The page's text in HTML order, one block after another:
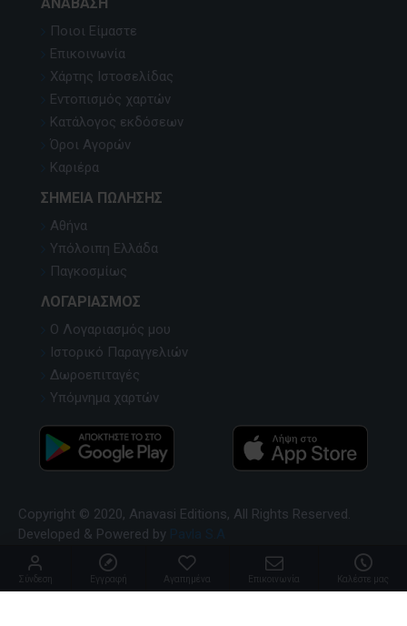
ΑΝΆΒΑΣΗ
Ποιοι Είμαστε
Επικοινωνία
Χάρτης Ιστοσελίδας
Εντοπισμός χαρτών
Κατάλογος εκδόσεων
Όροι Αγορών
Καριέρα
ΣΗΜΕΊΑ ΠΏΛΗΣΗΣ
Αθήνα
Υπόλοιπη Ελλάδα
Παγκοσμίως
ΛΟΓΑΡΙΑΣΜΌΣ
Ο Λογαριασμός μου
Ιστορικό Παραγγελιών
Δωροεπιταγές
Υπόμνημα χαρτών
Copyright © 2020, Anavasi Editions, All Rights Reserved.
Developed & Powered by
Σύνδεση Εγγραφή Αγαπημένα Επικοινωνία Καλέστε μας